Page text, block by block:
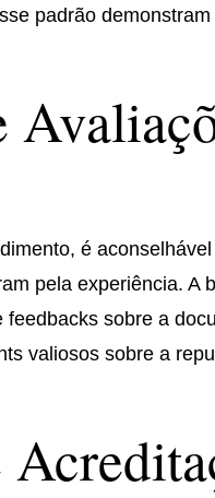
padrão
é
pela experiência. A
sobre a
valiosos sobre a